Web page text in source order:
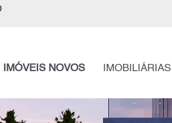
IMÓVEIS NOVOS IMOBILIÁRIAS